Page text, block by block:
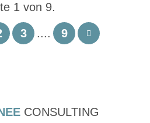
1 von 9.
3 .... 9
CONSULTING